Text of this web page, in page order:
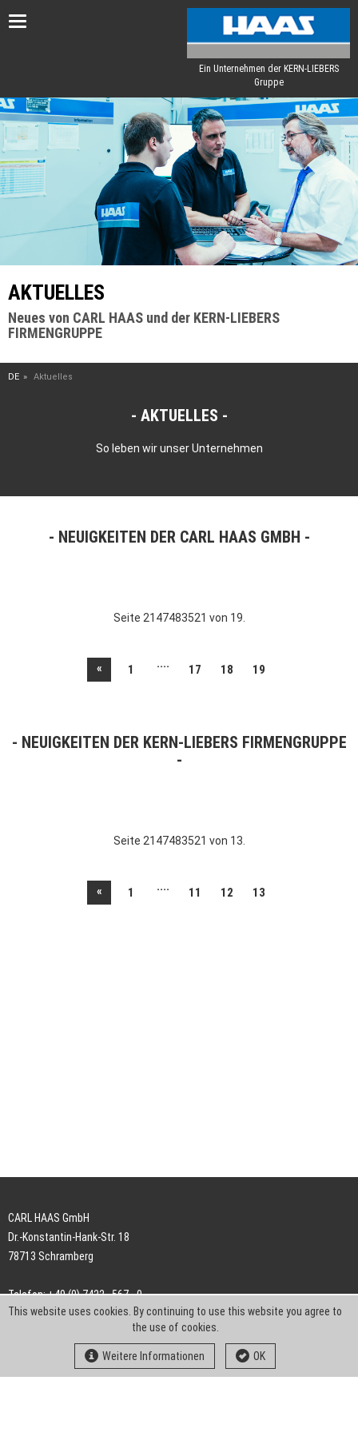
Toggle
Ein Unternehmen der KERN-LIEBERS
Gruppe
AKTUELLES
Neues von CARL HAAS und der KERN-LIEBERS
FIRMENGRUPPE
DE Aktuelles
AKTUELLES
So leben wir unser Unternehmen
NEUIGKEITEN DER CARL HAAS GMBH
Seite 2147483521 von 19.
« 1 .... 17 18 19
NEUIGKEITEN DER KERN-LIEBERS FIRMENGRUPPE
Seite 2147483521 von 13.
« 1 .... 11 12 13
CARL HAAS GmbH
Dr.-Konstantin-Hank-Str. 18
78713 Schramberg
Telefon: +49 (0) 7422 . 567 - 0
Telefax: +49 (0) 7422 . 567 - 239
info-ch@kern-liebers.com
This website uses cookies. By continuing to use this website you agree to
the use of cookies.
Weitere Informationen OK